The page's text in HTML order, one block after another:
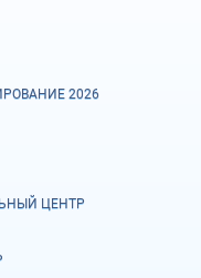
2026
ЦЕНТР